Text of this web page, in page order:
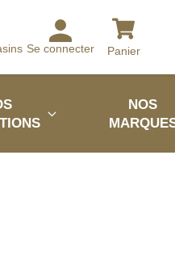
Se connecter Panier
NOS